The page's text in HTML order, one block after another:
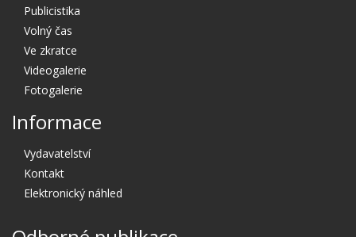
Publicistika
Volný čas
Ve zkratce
Videogalerie
Fotogalerie
Informace
Vydavatelství
Kontakt
Elektronický náhled